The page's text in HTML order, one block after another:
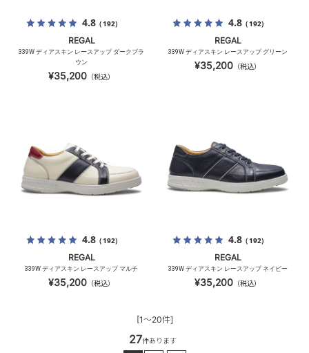
4.8（192）
REGAL
339W ディアスキン レースアップ ダークブラ
ウン
¥35,200 （税込）
4.8（192）
REGAL
339W ディアスキン レースアップ グリーン
¥35,200 （税込）
4.8（192）
REGAL
339W ディアスキン レースアップ マルチ
¥35,200 （税込）
4.8（192）
REGAL
339W ディアスキン レースアップ ネイビー
¥35,200 （税込）
[1～20件]
27件あります